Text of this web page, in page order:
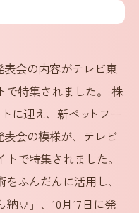
表会の内容がテレビ東
で特集されました。 株
に迎え、新ペ ットフー
表会の模様が、テレビ
で特集されました。
ふんだんに活用し、
豆」、10月17日に発